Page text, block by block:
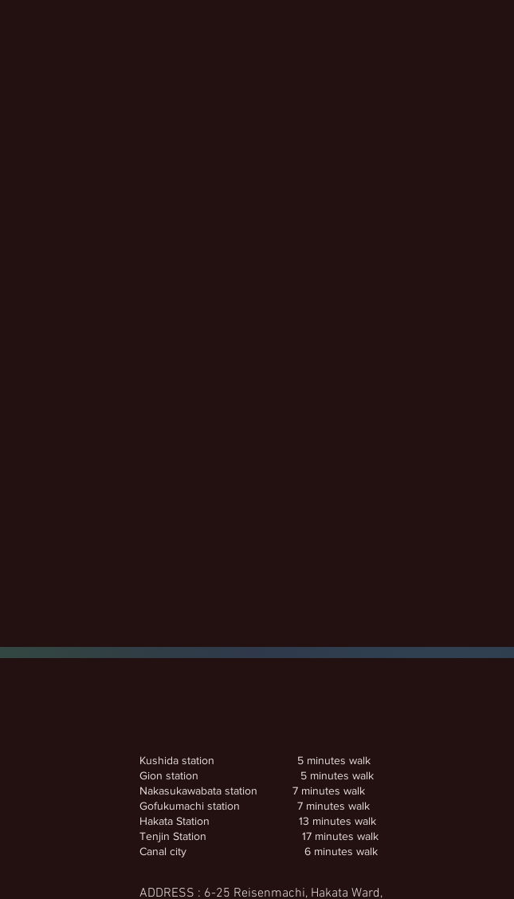
Kushida station 5 minutes walk
Gion station 5 minutes walk
Nakasukawabata station 7 minutes walk
Gofukumachi station 7 minutes walk
Hakata Station 13 minutes walk
Tenjin Station 17 minutes walk
Canal city 6 minutes walk
ADDRESS : 6-25 Reisenmachi, Hakata Ward,